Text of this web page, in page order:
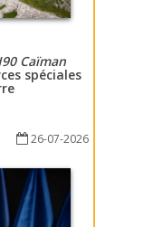
Caïman
spéciales
26-07-2026